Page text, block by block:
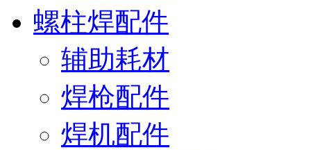
螺柱焊配件
辅助耗材
焊枪配件
焊机配件